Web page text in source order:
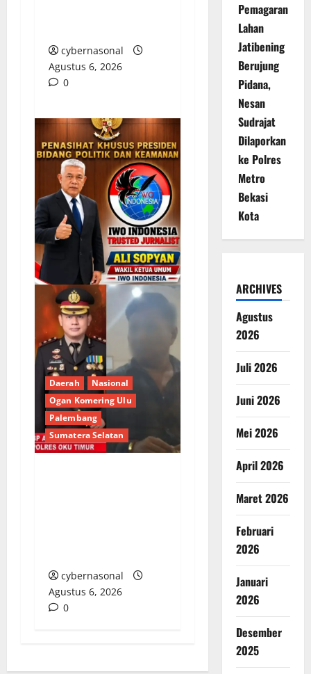
cybernasonal
Agustus 6, 2026
0
Daerah
Nasional
Ogan Komering Ulu
Palembang
Sumatera Selatan
cybernasonal
Agustus 6, 2026
0
Pemagaran
Lahan
Jatibening
Berujung
Pidana,
Nesan
Sudrajat
Dilaporkan
ke Polres
Metro
Bekasi
Kota
ARCHIVES
Agustus
2026
Juli 2026
Juni 2026
Mei 2026
April 2026
Maret 2026
Februari
2026
Januari
2026
Desember
2025